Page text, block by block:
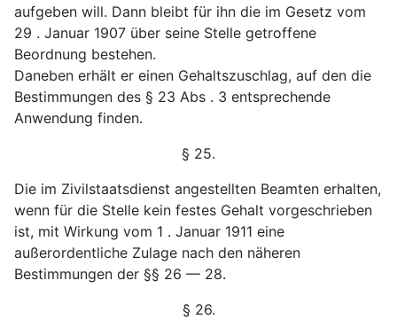
aufgeben will. Dann bleibt für ihn die im Gesetz vom
29 . Januar 1907 über seine Stelle getroffene
Beordnung bestehen.
Daneben erhält er einen Gehaltszuschlag, auf den die
Bestimmungen des § 23 Abs . 3 entsprechende
Anwendung finden.
§ 25.
Die im Zivilstaatsdienst angestellten Beamten erhalten,
wenn für die Stelle kein festes Gehalt vorgeschrieben
ist, mit Wirkung vom 1 . Januar 1911 eine
außerordentliche Zulage nach den näheren
Bestimmungen der §§ 26 — 28.
§ 26.